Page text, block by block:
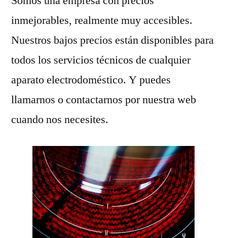
inmejorables, realmente muy accesibles.
Nuestros bajos precios están disponibles para
todos los servicios técnicos de cualquier
aparato electrodoméstico. Y puedes
llamarnos o contactarnos por nuestra web
cuando nos necesites.